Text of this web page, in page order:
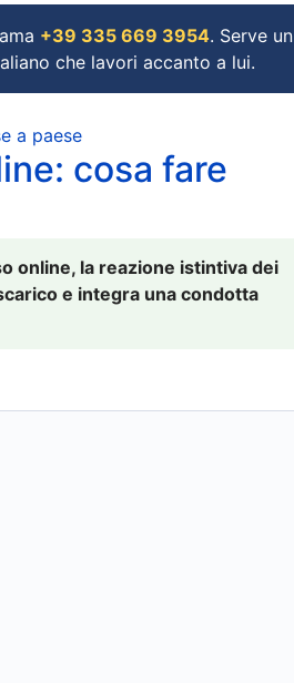
+39 335 669 3954. Serve un
che lavori accanto a lui.
a paese
cosa fare
online, la reazione istintiva dei
e integra una condotta